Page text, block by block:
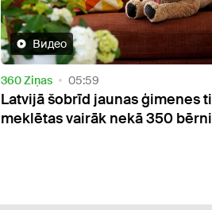
Дети 17:28
Daugavpilī glābējsilītē atstāts
puisītis: speciālisti aicina krīzes